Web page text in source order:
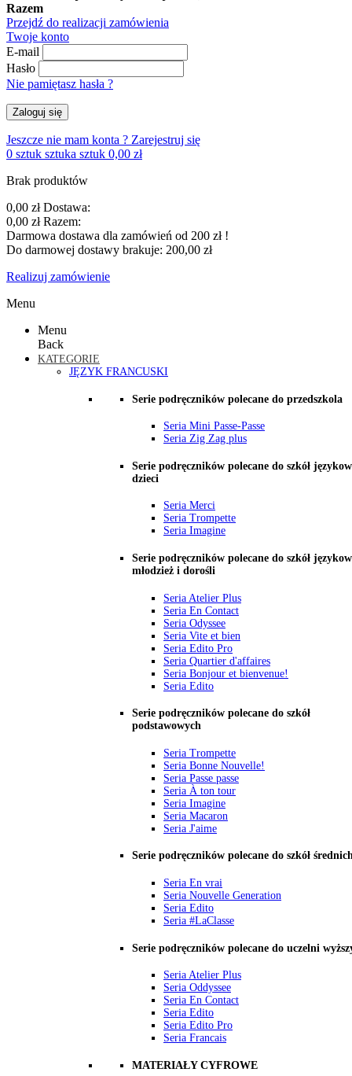
Razem
Przejdź do realizacji zamówienia
Twoje konto
E-mail
Hasło
Nie pamiętasz hasła ?
Zaloguj się
Jeszcze nie mam konta ? Zarejestruj się
0 sztuk sztuka sztuk 0,00 zł
Brak produktów
0,00 złDostawa:
0,00 zł Razem:
Darmowa dostawa dla zamówień od 200 zł !
Do darmowej dostawy brakuje: 200,00 zł
Realizuj zamówienie
Menu
Menu
Back
KATEGORIE
JĘZYK FRANCUSKI
Serie podręczników polecane do przedszkola
Seria Mini Passe-Passe
Seria Zig Zag plus
Serie podręczników polecane do szkół
dzieci
Seria Merci
Seria Trompette
Seria Imagine
Serie podręczników polecane do szkół
młodzież i dorośli
Seria Atelier Plus
Seria En Contact
Seria Odyssee
Seria Vite et bien
Seria Edito Pro
Seria Quartier d'affaires
Seria Bonjour et bienvenue!
Seria Edito
Serie podręczników polecane do szkół
podstawowych
Seria Trompette
Seria Bonne Nouvelle!
Seria Passe passe
Seria À ton tour
Seria Imagine
Seria Macaron
Seria J'aime
Serie podręczników polecane do szkół
Seria En vrai
Seria Nouvelle Generation
Seria Edito
Seria #LaClasse
Serie podręczników polecane do uczelni
Seria Atelier Plus
Seria Oddyssee
Seria En Contact
Seria Edito
Seria Edito Pro
Seria Francais
MATERIAŁY CYFROWE